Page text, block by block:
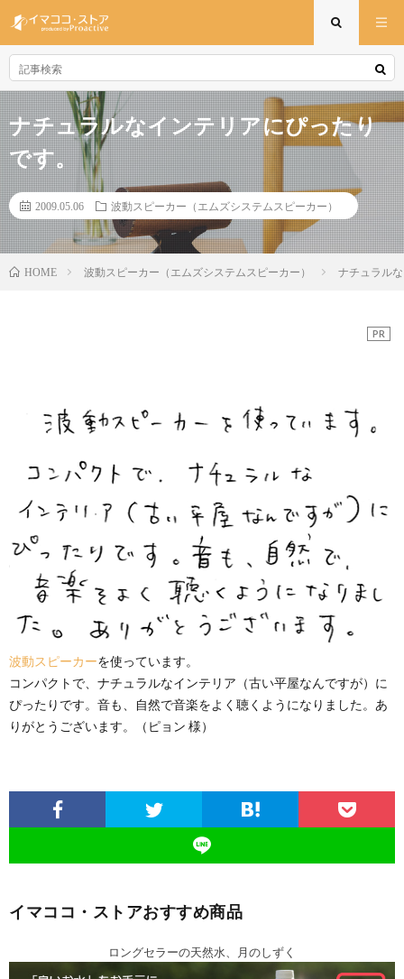
ナチュラルなインテリアにぴったり
です。
2009.05.06 波動スピーカー（エムズシステムスピーカー）
HOME 波動スピーカー（エムズシステムスピーカー） ナチュラル
PR
波動スピーカーを使っています。
コンパクトで、ナチュラルなインテリア（古い平屋なんですが）に
ぴったりです。音も、自然で音楽をよく聴くようになりました。あ
りがとうございます。（ピョン 様）
イマココ・ストアおすすめ商品
ロングセラーの天然水、月のしずく